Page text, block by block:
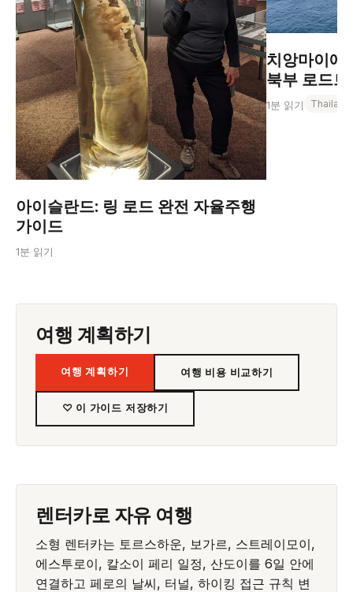
아이슬란드: 링 로드 완전 자율주행
가이드
1분 읽기
치앙마이에
북부 로드
1분 읽기 Thailand
여행 계획하기
여행 계획하기 여행 비용 비교하기
♡ 이 가이드 저장하기
렌터카로 자유 여행
소형 렌터카는 토르스하운, 보가르, 스트레이모이,
에스투로이, 칼소이 페리 일정, 산도이를 6일 안에
연결하고 페로의 날씨, 터널, 하이킹 접근 규칙 변